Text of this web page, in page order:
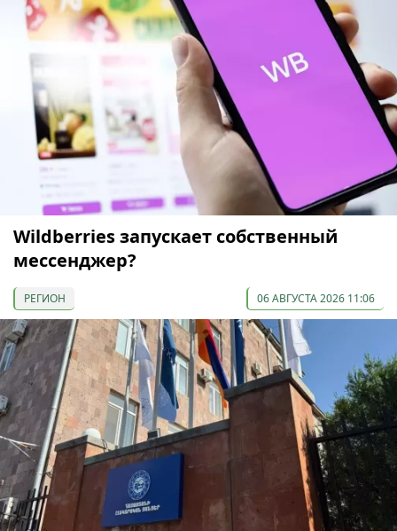
Wildberries запускает собственный
мессенджер?
РЕГИОН 06 АВГУСТА 2026 11:06